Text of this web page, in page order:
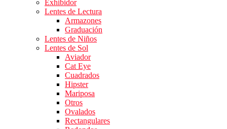
Exhibidor
Lentes de Lectura
Armazones
Graduación
Lentes de Niños
Lentes de Sol
Aviador
Cat Eye
Cuadrados
Hipster
Mariposa
Otros
Ovalados
Rectangulares